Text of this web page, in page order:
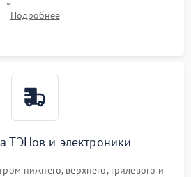
панели для прямого доступа к
плате и вентиляторам.
Подробнее
ТЭНов и электроники
нижнего, верхнего, грилевого и